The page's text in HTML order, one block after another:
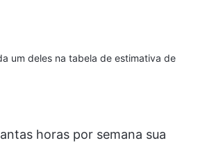
um deles na tabela de estimativa de
horas por semana sua